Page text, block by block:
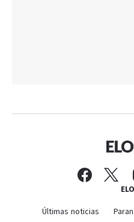
Últimas noticias